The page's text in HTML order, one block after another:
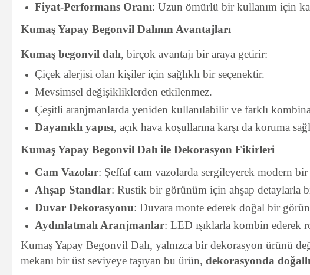
Fiyat-Performans Oranı: Uzun ömürlü bir kullanım için
Kumaş Yapay Begonvil Dalının Avantajları
Kumaş begonvil dalı, birçok avantajı bir araya getirir:
Çiçek alerjisi olan kişiler için sağlıklı bir seçenektir.
Mevsimsel değişikliklerden etkilenmez.
Çeşitli aranjmanlarda yeniden kullanılabilir ve farklı
Dayanıklı yapısı, açık hava koşullarına karşı da koruma
Kumaş Yapay Begonvil Dalı ile Dekorasyon Fikirleri
Cam Vazolar: Şeffaf cam vazolarda sergileyerek modern
Ahşap Standlar: Rustik bir görünüm için ahşap detaylarla
Duvar Dekorasyonu: Duvara monte ederek doğal bir
Aydınlatmalı Aranjmanlar: LED ışıklarla kombin ederek
Kumaş Yapay Begonvil Dalı, yalnızca bir dekorasyon ürünü
mekanı bir üst seviyeye taşıyan bu ürün, dekorasyonda